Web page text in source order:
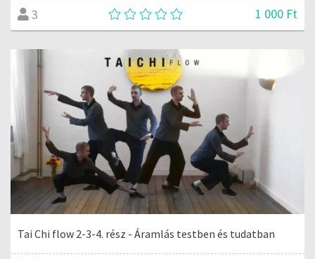
3 1 000 Ft
Tai Chi flow 2-3-4. rész - Áramlás testben és tudatban